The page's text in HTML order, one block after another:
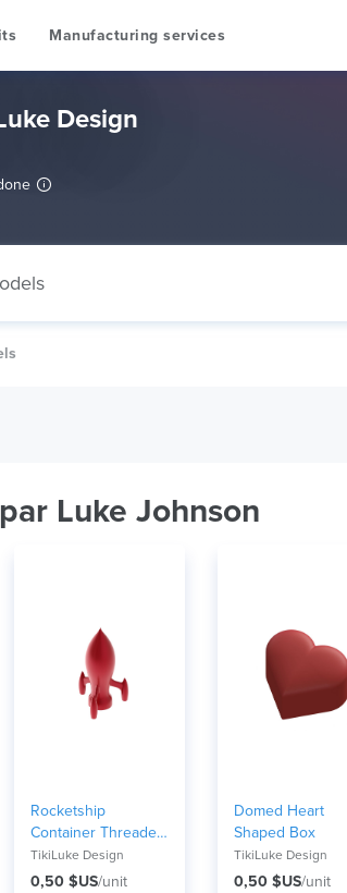
Manufacturing services
Design
Luke Johnson
Rocketship
Container Threaded
Lid
TikiLuke Design
0,50 $US/unit
Domed Heart
Shaped Box
TikiLuke Design
0,50 $US/unit